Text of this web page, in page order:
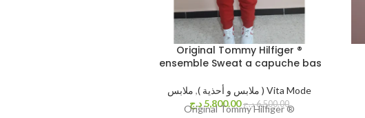
Original Tommy Hilfiger ®
ensemble Sweat a capuche bas
Vita Mode ( ملابس و أحذية ) , ملابس
6,500.00د.ج 5,800.00د.ج
Original Tommy Hilfiger ®